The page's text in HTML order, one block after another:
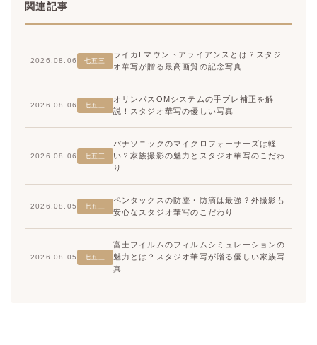
関連記事
2026.08.06 七五三
ライカLマウントアライアンスとは？スタジ
オ華写が贈る最高画質の記念写真
2026.08.06 七五三
オリンパスOMシステムの手ブレ補正を解
説！スタジオ華写の優しい写真
2026.08.06 七五三
パナソニックのマイクロフォーサーズは軽
い？家族撮影の魅力とスタジオ華写のこだわ
り
2026.08.05 七五三
ペンタックスの防塵・防滴は最強？外撮影も
安心なスタジオ華写のこだわり
2026.08.05 七五三
富士フイルムのフィルムシミュレーションの
魅力とは？スタジオ華写が贈る優しい家族写
真